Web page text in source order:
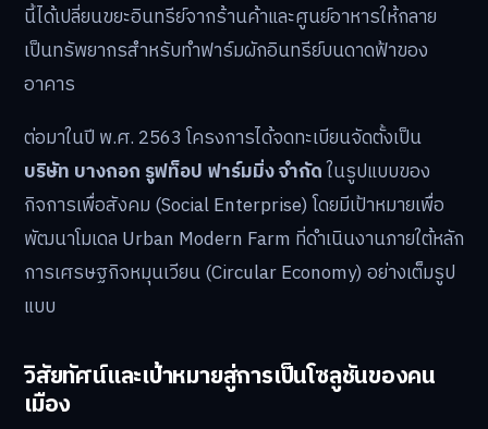
นี้ได้เปลี่ยนขยะอินทรีย์จากร้านค้าและศูนย์อาหารให้กลาย
เป็นทรัพยากรสำหรับทำฟาร์มผักอินทรีย์บนดาดฟ้าของ
อาคาร
ต่อมาในปี พ.ศ. 2563 โครงการได้จดทะเบียนจัดตั้งเป็น
บริษัท บางกอก รูฟท็อป ฟาร์มมิ่ง จำกัดในรูปแบบของ
กิจการเพื่อสังคม (Social Enterprise) โดยมีเป้าหมายเพื่อ
พัฒนาโมเดล Urban Modern Farm ที่ดำเนินงานภายใต้หลัก
การเศรษฐกิจหมุนเวียน (Circular Economy) อย่างเต็มรูป
แบบ
วิสัยทัศน์และเป้าหมายสู่การเป็นโซลูชันของคน
เมือง